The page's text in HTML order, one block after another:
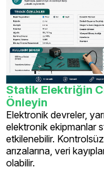
Statik Elektriğin
Önleyin
Elektronik devreler,
elektronik ekipmanlar
etkilenebilir.
arızalarına, veri
olabilir.